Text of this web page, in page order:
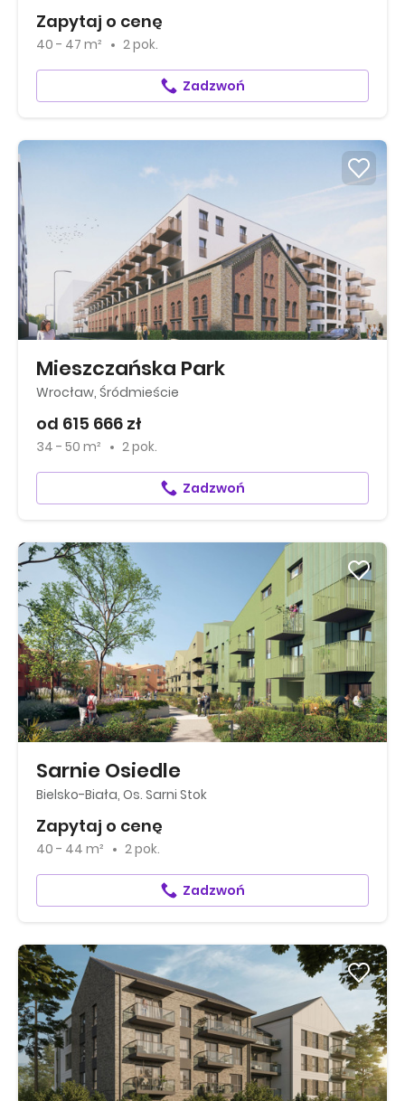
Zapytaj o cenę
40 - 47 m² 2 pok.
Zadzwoń
Mieszczańska Park
Wrocław, Śródmieście
od 615 666 zł
34 - 50 m² 2 pok.
Zadzwoń
Sarnie Osiedle
Bielsko-Biała, Os. Sarni Stok
Zapytaj o cenę
40 - 44 m² 2 pok.
Zadzwoń